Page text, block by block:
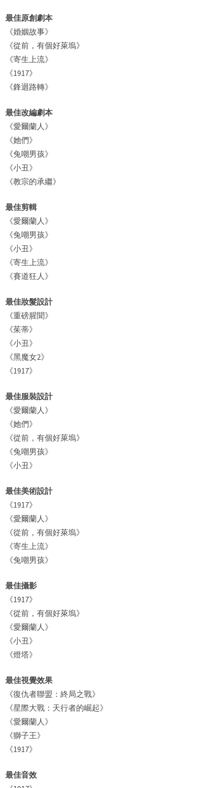
最佳原創劇本
《婚姻故事》
《從前，有個好萊塢》
《寄生上流》
《1917》
《鋒迴路轉》
最佳改編劇本
《愛爾蘭人》
《她們》
《兔嘲男孩》
《小丑》
《教宗的承繼》
最佳剪輯
《愛爾蘭人》
《兔嘲男孩》
《小丑》
《寄生上流》
《賽道狂人》
最佳妝髮設計
《重磅腥聞》
《茱蒂》
《小丑》
《黑魔女2》
《1917》
最佳服裝設計
《愛爾蘭人》
《她們》
《從前，有個好萊塢》
《兔嘲男孩》
《小丑》
最佳美術設計
《1917》
《愛爾蘭人》
《從前，有個好萊塢》
《寄生上流》
《兔嘲男孩》
最佳攝影
《1917》
《從前，有個好萊塢》
《愛爾蘭人》
《小丑》
《燈塔》
最佳視覺效果
《復仇者聯盟：終局之戰》
《星際大戰：天行者的崛起》
《愛爾蘭人》
《獅子王》
《1917》
最佳音效